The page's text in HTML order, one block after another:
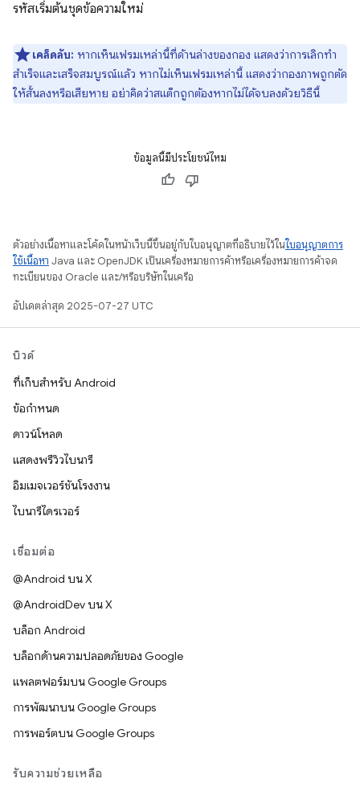
รหัสเริ่มต้นชุดข้อความใหม่
เคล็ดลับ: หากเห็นเฟรมเหล่านี้ที่ด้านล่างของกอง แสดงว่าการเลิกทำ
สำเร็จและเสร็จสมบูรณ์แล้ว หากไม่เห็นเฟรมเหล่านี้ แสดงว่ากองภาพถูกตัด
ให้สั้นลงหรือเสียหาย อย่าคิดว่าสแต็กถูกต้องหากไม่ได้จบลงด้วยวิธีนี้
ข้อมูลนี้มีประโยชน์ไหม
ตัวอย่างเนื้อหาและโค้ดในหน้าเว็บนี้ขึ้นอยู่กับใบอนุญาตที่อธิบายไว้ในใบอนุญาตการ
ใช้เนื้อหา Java และ OpenJDK เป็นเครื่องหมายการค้าหรือเครื่องหมายการค้าจด
ทะเบียนของ Oracle และ/หรือบริษัทในเครือ
อัปเดตล่าสุด 2025-07-27 UTC
บิวด์
ที่เก็บสำหรับ Android
ข้อกำหนด
ดาวน์โหลด
แสดงพรีวิวไบนารี
อิมเมจเวอร์ชันโรงงาน
ไบนารีไดรเวอร์
เชื่อมต่อ
@Android บน X
@AndroidDev บน X
บล็อก Android
บล็อกด้านความปลอดภัยของ Google
แพลตฟอร์มบน Google Groups
การพัฒนาบน Google Groups
การพอร์ตบน Google Groups
รับความช่วยเหลือ